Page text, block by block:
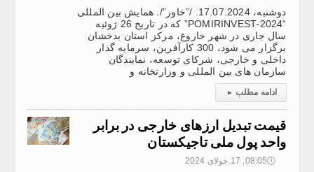
دوشنبه، 17.07.2024. /”خاور”/. همایش بین المللی
“POMIRINVEST-2024” که در تاریخ 26 ژوئیه
سال جاری در شهر خاروغ، مرکز استان بدخشان
برگزار می شود، 300 کارآفرین، سرمایه گذار
داخلی و خارجی، شرکای توسعه، نمایندگان
سازمان های بین المللی و وزارتخانه و
ادامه مطلب ▸
قیمت تبدیل ارزهای خارجی در برابر
واحد پول ملی تاجیکستان
🕔08:05, 17.جولای 2024